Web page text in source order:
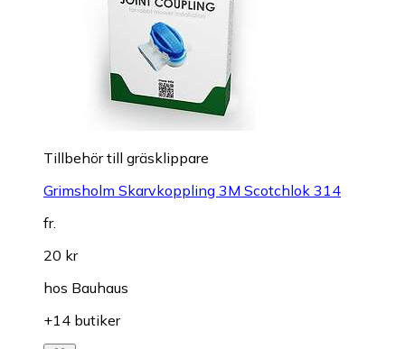
Tillbehör till gräsklippare
Grimsholm Skarvkoppling 3M Scotchlok 314
fr.
20 kr
hos Bauhaus
+14 butiker